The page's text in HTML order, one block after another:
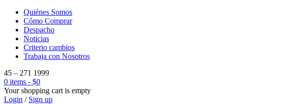
Quiénes Somos
Cómo Comprar
Despacho
Noticias
Criterio cambios
Trabaja con Nosotros
45 – 271 1999
0 items - $0
Your shopping cart is empty
Login / Sign up